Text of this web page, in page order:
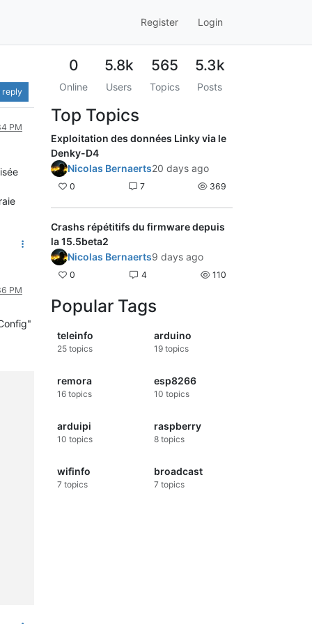
Register Login
reply
PM
PM
0
Online
5.8k
Users
565
Topics
5.3k
Posts
Top Topics
Exploitation des données Linky via le
Denky-D4
Nicolas Bernaerts20 days ago
0 7 369
Crashs répétitifs du firmware depuis
la 15.5beta2
Nicolas Bernaerts9 days ago
0 4 110
Popular Tags
teleinfo
25 topics
arduino
19topics
remora
16 topics
esp8266
10 topics
arduipi
10 topics
raspberry
8topics
wifinfo
7 topics
broadcast
7 topics